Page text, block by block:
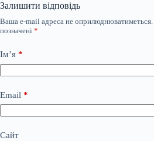
Залишити відповідь
Ваша e-mail адреса не оприлюднюватиметься.
позначені *
Ім’я *
Email *
Сайт